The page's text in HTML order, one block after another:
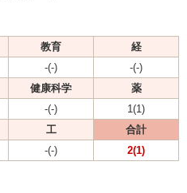
教育
経
-(-)
-(-)
健康科学
薬
-(-)
1(1)
工
合計
-(-) 2(1)